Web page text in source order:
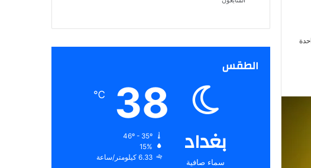
الطقس
بغداد
سماء صافية
38
℃
15%
6.33 كيلومتر/ساعة